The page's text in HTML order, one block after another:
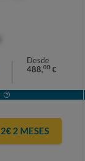
Desde
488,00 €
2 MESES